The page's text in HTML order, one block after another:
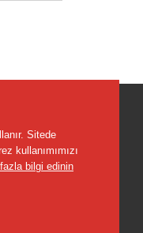
Sitede
kullanımımızı
bilgi edinin